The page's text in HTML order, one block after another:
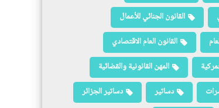
القانون الجنائي للأعمال
القانون العام الاقتصادي
المهن القانونية والقضائية
دساتير
دساتير الجزائر